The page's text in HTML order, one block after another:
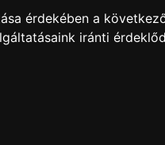
érdekében a
iránti